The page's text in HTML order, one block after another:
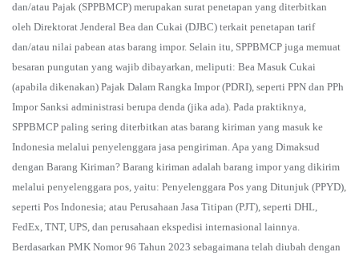
dan/atau Pajak (SPPBMCP) merupakan surat penetapan yang diterbitkan
oleh Direktorat Jenderal Bea dan Cukai (DJBC) terkait penetapan tarif
dan/atau nilai pabean atas barang impor. Selain itu, SPPBMCP juga memuat
besaran pungutan yang wajib dibayarkan, meliputi: Bea Masuk Cukai
(apabila dikenakan) Pajak Dalam Rangka Impor (PDRI), seperti PPN dan PPh
Impor Sanksi administrasi berupa denda (jika ada). Pada praktiknya,
SPPBMCP paling sering diterbitkan atas barang kiriman yang masuk ke
Indonesia melalui penyelenggara jasa pengiriman. Apa yang Dimaksud
dengan Barang Kiriman? Barang kiriman adalah barang impor yang dikirim
melalui penyelenggara pos, yaitu: Penyelenggara Pos yang Ditunjuk (PPYD),
seperti Pos Indonesia; atau Perusahaan Jasa Titipan (PJT), seperti DHL,
FedEx, TNT, UPS, dan perusahaan ekspedisi internasional lainnya.
Berdasarkan PMK Nomor 96 Tahun 2023 sebagaimana telah diubah dengan